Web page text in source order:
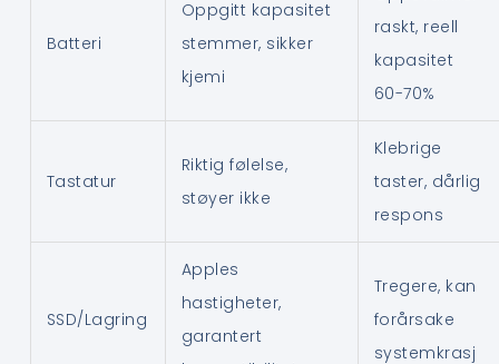
Batteri
Oppgitt kapasitet
stemmer, sikker
kjemi
raskt, reell
kapasitet
60-70%
Tastatur
Riktig følelse,
støyer ikke
Klebrige
taster, dårlig
respons
SSD/Lagring
Apples
hastigheter,
garantert
Tregere, kan
forårsake
systemkrasj